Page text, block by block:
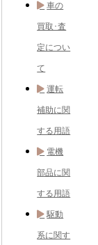
車の
買取･査
定につい
て
運転
補助に関
する用語
電機
部品に関
する用語
駆動
系に関す